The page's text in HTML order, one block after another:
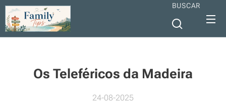
BUSCAR
Os Teleféricos da Madeira
24-08-2025